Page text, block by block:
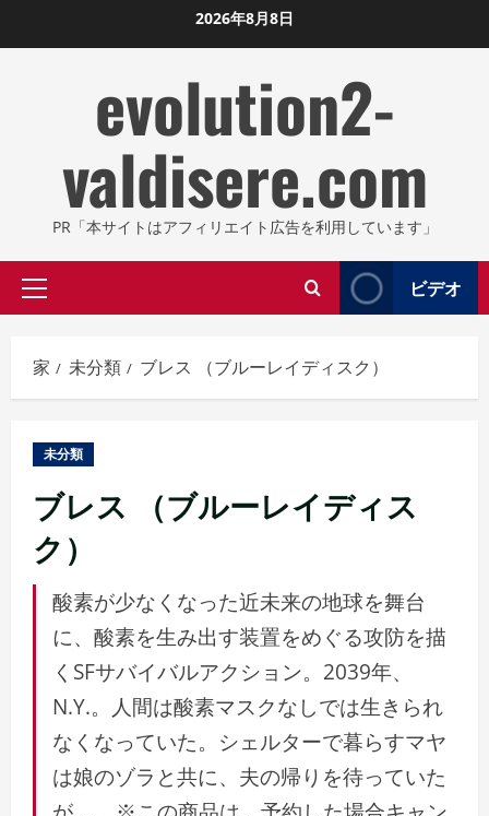
ン
2026年8月8日
evolution2-
valdisere.com
PR「本サイトはアフィリエイト広告を利用しています」
プ
イ
マ
ニ
ー
ビデオ
家 未分類 ブレス （ブルーレイディスク）
未分類
ブレス （ブルーレイディス
ク）
酸素が少なくなった近未来の地球を舞台
に、酸素を生み出す装置をめぐる攻防を描
くSFサバイバルアクション。2039年、
N.Y.。人間は酸素マスクなしでは生きられ
なくなっていた。シェルターで暮らすマヤ
は娘のゾラと共に、夫の帰りを待っていた